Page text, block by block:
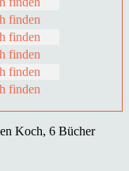
finden
finden
finden
finden
finden
Koch, 6 Bücher